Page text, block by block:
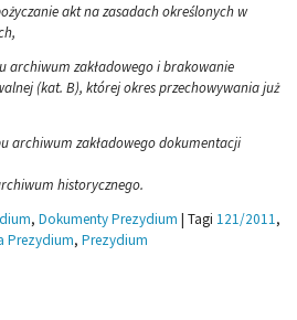
akt na zasadach określonych w
archiwum zakładowego i brakowanie
(kat. B), której okres przechowywania już
archiwum zakładowego dokumentacji
historycznego.
, Dokumenty Prezydium | Tagi 121/2011,
Prezydium, Prezydium